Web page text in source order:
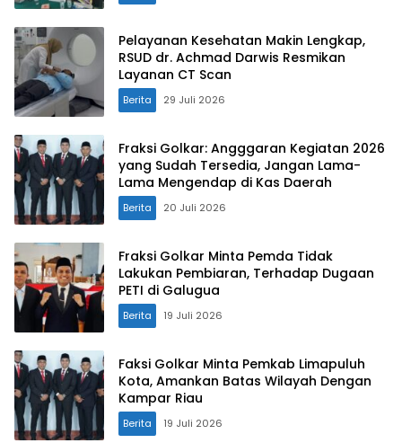
Pelayanan Kesehatan Makin Lengkap,
RSUD dr. Achmad Darwis Resmikan
Layanan CT Scan
Berita 29 Juli 2026
Fraksi Golkar: Angggaran Kegiatan 2026
yang Sudah Tersedia, Jangan Lama-
Lama Mengendap di Kas Daerah
Berita 20 Juli 2026
Fraksi Golkar Minta Pemda Tidak
Lakukan Pembiaran, Terhadap Dugaan
PETI di Galugua
Berita 19 Juli 2026
Faksi Golkar Minta Pemkab Limapuluh
Kota, Amankan Batas Wilayah Dengan
Kampar Riau
Berita 19 Juli 2026